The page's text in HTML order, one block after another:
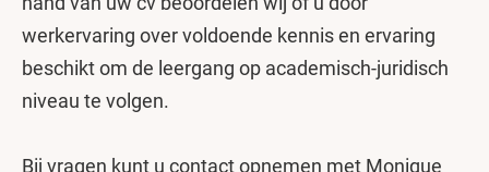
werkervaring over voldoende kennis en ervaring
beschikt om de leergang op academisch-juridisch
niveau te volgen.
Bij vragen kunt u contact opnemen met Monique